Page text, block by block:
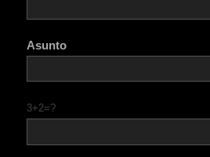
Asunto
3+2=?